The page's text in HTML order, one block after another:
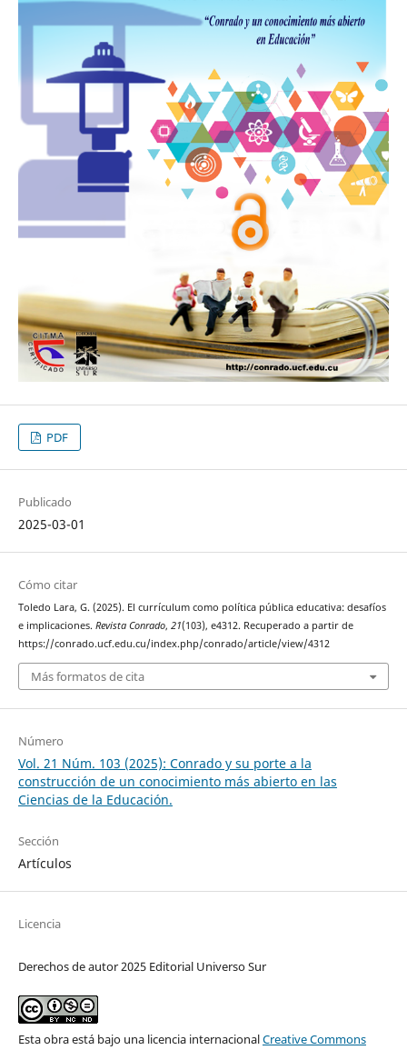
PDF
Publicado
2025-03-01
Cómo citar
Toledo Lara, G. (2025). El currículum como política pública educativa: desafíos
e implicaciones. Revista Conrado, 21(103), e4312. Recuperado a partir de
https://conrado.ucf.edu.cu/index.php/conrado/article/view/4312
Más formatos de cita
Número
Vol. 21 Núm. 103 (2025): Conrado y su porte a la
construcción de un conocimiento más abierto en las
Ciencias de la Educación.
Sección
Artículos
Licencia
Derechos de autor 2025 Editorial Universo Sur
Esta obra está bajo una licencia internacionalCreative Commons